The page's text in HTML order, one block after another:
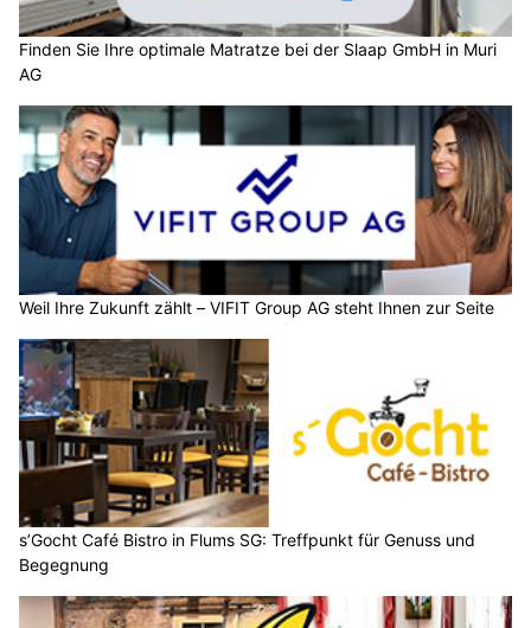
Finden Sie Ihre optimale Matratze bei der Slaap GmbH in Muri
AG
Weil Ihre Zukunft zählt – VIFIT Group AG steht Ihnen zur Seite
s’Gocht Café Bistro in Flums SG: Treffpunkt für Genuss und
Begegnung